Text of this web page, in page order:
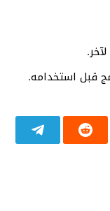
قبل استخدامه.